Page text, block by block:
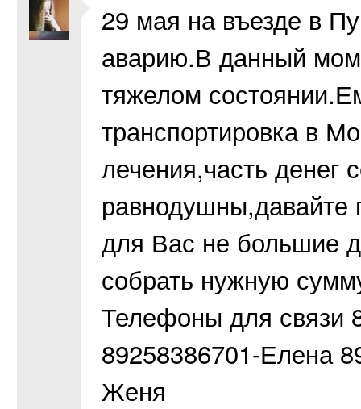
29 мая на въезде в
аварию.В данный
тяжелом
транспортировка в
лечения,часть денег
для Вас не большие
собрать нужную
Телефоны для связи
89258386701-Елена
Женя